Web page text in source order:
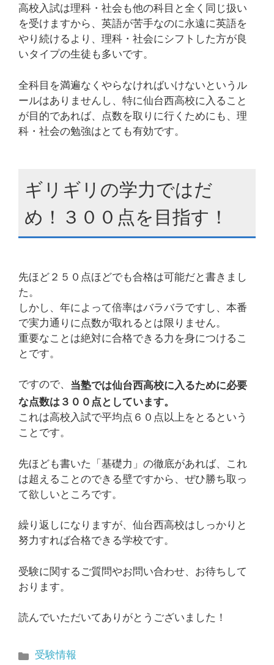
高校入試は理科・社会も他の科目と全く同じ扱い
を受けますから、英語が苦手なのに永遠に英語を
やり続けるより、理科・社会にシフトした方が良
いタイプの生徒も多いです。
全科目を満遍なくやらなければいけないというル
ールはありませんし、特に仙台西高校に入ること
が目的であれば、点数を取りに行くためにも、理
科・社会の勉強はとても有効です。
ギリギリの学力ではだ
め！３００点を目指す！
先ほど２５０点ほどでも合格は可能だと書きまし
た。
しかし、年によって倍率はバラバラですし、本番
で実力通りに点数が取れるとは限りません。
重要なことは絶対に合格できる力を身につけるこ
とです。
ですので、 当塾では仙台西高校に入るために必要
な点数は３００点としています。
これは高校入試で平均点６０点以上をとるという
ことです。
先ほども書いた「基礎力」の徹底があれば、これ
は超えることのできる壁ですから、ぜひ勝ち取っ
て欲しいところです。
繰り返しになりますが、仙台西高校はしっかりと
努力すれば合格できる学校です。
受験に関するご質問やお問い合わせ、お待ちして
おります。
読んでいただいてありがとうございました！
カ
受験情報